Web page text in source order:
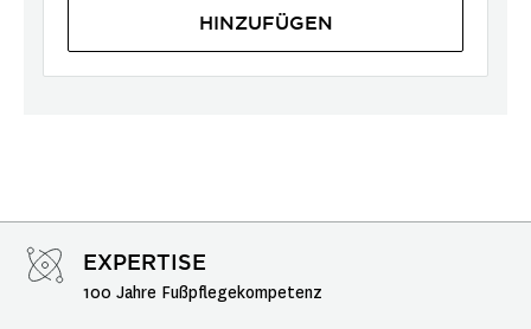
HINZUFÜGEN
EXPERTISE
100 Jahre Fußpflegekompetenz